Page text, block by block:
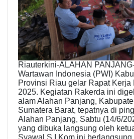
Riauterkini-ALAHAN
Wartawan Indonesia (PWI)
Provinsi Riau gelar Rapat Kerja
2025. Kegiatan Rakerda ini
alam Alahan Panjang,
Sumatera Barat, tepatnya di
Alahan Panjang, Sabtu (14/6/
yang dibuka langsung oleh